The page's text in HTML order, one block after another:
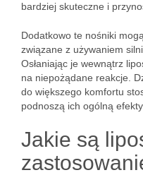
bardziej skuteczne i
Dodatkowo te nośniki
związane z używaniem
Osłaniając je wewnątrz
na niepożądane reakcje.
do większego komfortu
podnoszą ich ogólną
Jakie są